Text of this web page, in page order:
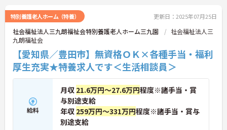
い。
特別養護老人ホーム（特養） 更新日：2025年07月25日
社会福祉法人三九朗福祉会特別養護老人ホーム三九園
社会福祉法人三
九朗福祉会
【愛知県／豊田市】無資格ＯＫ×各種手当・福利
厚生充実★特養求人です＜生活相談員＞
給料
月収 21.6万円～27.6万円程度※諸手当・賞
与別途支給
年収 259万円～331万円程度※諸手当・賞与
別途支給